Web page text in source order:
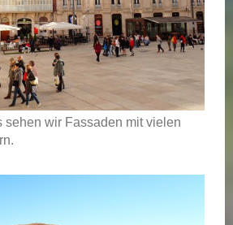
sehen wir Fassaden mit vielen